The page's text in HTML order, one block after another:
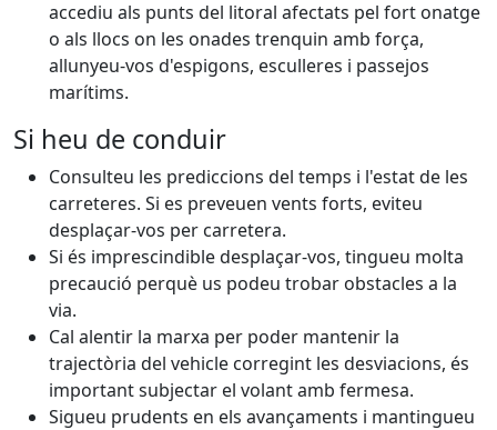
accediu als punts del litoral afectats pel fort onatge
o als llocs on les onades trenquin amb força,
allunyeu-vos d'espigons, esculleres i passejos
marítims.
Si heu de conduir
Consulteu les prediccions del temps i l'estat de les
carreteres. Si es preveuen vents forts, eviteu
desplaçar-vos per carretera.
Si és imprescindible desplaçar-vos, tingueu molta
precaució perquè us podeu trobar obstacles a la
via.
Cal alentir la marxa per poder mantenir la
trajectòria del vehicle corregint les desviacions, és
important subjectar el volant amb fermesa.
Sigueu prudents en els avançaments i mantingueu